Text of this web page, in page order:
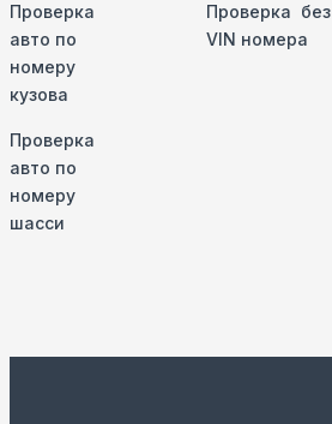
Проверка
авто по
номеру
кузова
Проверка без
VIN номера
Проверка
авто по
номеру
шасси